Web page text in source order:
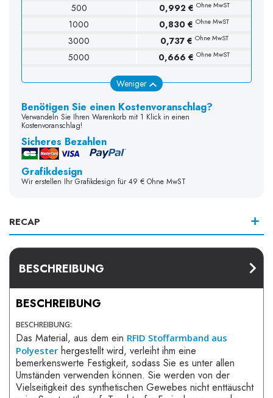
500 0,992 € Ohne MwST
1000 0,830 € Ohne MwST
3000 0,737 € Ohne MwST
5000 0,666 € Ohne MwST
Weniger
Benötigen Sie einen Kostenvoranschlag?
Verwandeln Sie Ihren Warenkorb mit 1 Klick in einen
Kostenvoranschlag!
Sicheres Bezahlen
Grafikdesign
Wir erstellen Ihr Grafikdesign für 49 € Ohne MwST
RECAP
BESCHREIBUNG
BESCHREIBUNG
BESCHREIBUNG:
Das Material, aus dem ein RFID Stoffarmband aus
Polyester hergestellt wird, verleiht ihm eine
bemerkenswerte Festigkeit, sodass Sie es unter allen
Umständen verwenden können. Sie werden von der
Vielseitigkeit des synthetischen Gewebes nicht enttäuscht